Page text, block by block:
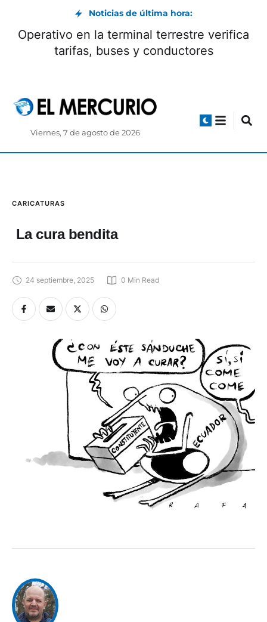
Noticias de última hora:
Operativo en la terminal terrestre verifica
tarifas, buses y conductores
Viernes, 7 de agosto de 2026
CARICATURAS
La cura bendita
24 septiembre, 2025 0 Min Read